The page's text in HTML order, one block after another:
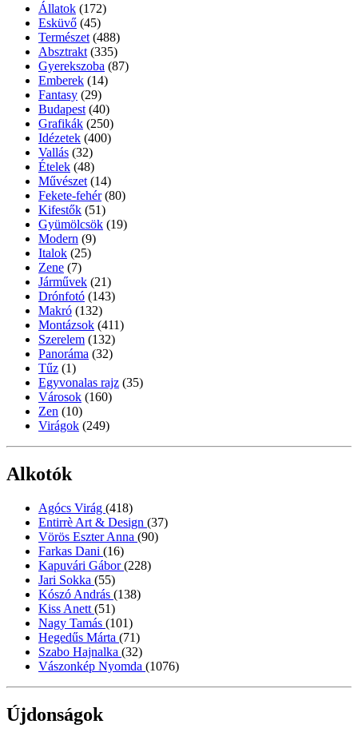
Állatok (172)
Esküvő (45)
Természet (488)
Absztrakt (335)
Gyerekszoba (87)
Emberek (14)
Fantasy (29)
Budapest (40)
Grafikák (250)
Idézetek (400)
Vallás (32)
Ételek (48)
Művészet (14)
Fekete-fehér (80)
Kifestők (51)
Gyümölcsök (19)
Modern (9)
Italok (25)
Zene (7)
Járművek (21)
Drónfotó (143)
Makró (132)
Montázsok (411)
Szerelem (132)
Panoráma (32)
Tűz (1)
Egyvonalas rajz (35)
Városok (160)
Zen (10)
Virágok (249)
Alkotók
Agócs Virág (418)
Entirrè Art & Design (37)
Vörös Eszter Anna (90)
Farkas Dani (16)
Kapuvári Gábor(228)
Jari Sokka (55)
Kószó András (138)
Kiss Anett (51)
Nagy Tamás (101)
Hegedűs Márta (71)
Szabo Hajnalka (32)
Vászonkép Nyomda (1076)
Újdonságok